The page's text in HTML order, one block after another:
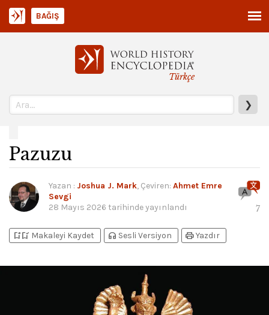
Türkçe
❯
BAĞIŞ
Pazuzu
Yazan : Joshua J. Mark, Çeviren: Ahmet Emre
Sevgi
28 Mayıs 2026 tarihinde yayınlandı 7
bookmark_addbookmark_added Makaleyi Kaydet headphones Sesli Versiyon printYazdır